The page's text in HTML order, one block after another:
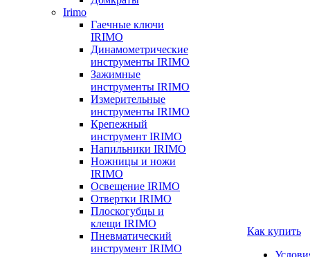
Irimo
Гаечные ключи
IRIMO
Динамометрические
инструменты IRIMO
Зажимные
инструменты IRIMO
Измерительные
инструменты IRIMO
Крепежный
инструмент IRIMO
Напильники IRIMO
Ножницы и ножи
IRIMO
Освещение IRIMO
Отвертки IRIMO
Плоскогубцы и
клещи IRIMO
Пневматический
инструмент IRIMO
Как купить